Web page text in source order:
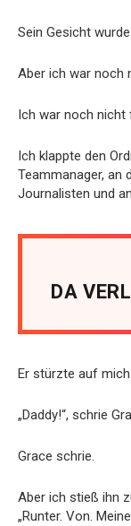
Sein Gesicht
Aber ich war noch
Ich war noch nicht
Ich klappte den
Teammanager, an
Journalisten und
DA
Er stürzte auf
„Daddy!“, schrie
Grace schrie.
Aber ich stieß ihn
„Runter. Von.